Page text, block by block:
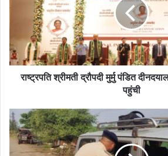
राष्ट्रपति श्रीमती द्रौपदी मुर्मु पंडित
पहुंची